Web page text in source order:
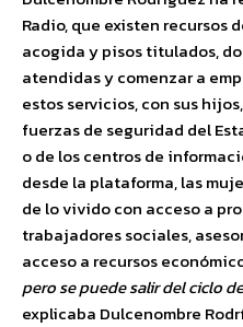
Radio, que existen recursos
acogida y pisos titulados,
atendidas y comenzar a
estos servicios, con sus
fuerzas de seguridad del
o de los centros de
desde la plataforma, las
de lo vivido con acceso a
trabajadores sociales,
acceso a recursos
pero se puede salir del ciclo
explicaba Dulcenombre